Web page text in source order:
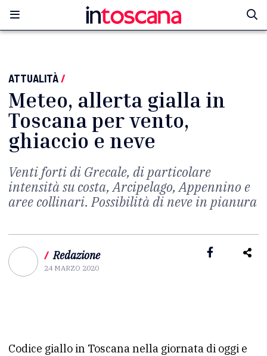
ATTUALITÀ/
Meteo, allerta gialla in
Toscana per vento,
ghiaccio e neve
Venti forti di Grecale, di particolare
intensità su costa, Arcipelago, Appennino e
aree collinari. Possibilità di neve in pianura
/ Redazione
24 MARZO 2020
Codice giallo in Toscana nella giornata di oggi e